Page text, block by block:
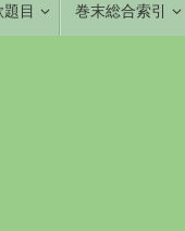
目 巻末総合索引